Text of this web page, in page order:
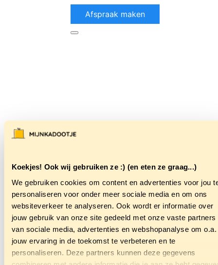
Koekjes! Ook wij gebruiken ze :) (en eten ze graag...)
We gebruiken cookies om content en advertenties voor jou
personaliseren voor onder meer sociale media en om ons
websiteverkeer te analyseren. Ook wordt er informatie over
jouw gebruik van onze site gedeeld met onze vaste partners
van sociale media, advertenties en webshopanalyse om o.a.
jouw ervaring in de toekomst te verbeteren en te
personaliseren. Deze partners kunnen deze gegevens
Afspraak maken